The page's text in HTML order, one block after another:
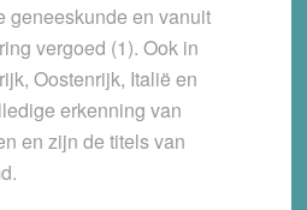
geneeskunde en vanuit
vergoed (1). Ook in
Oostenrijk, Italië en
erkenning van
en zijn de titels van